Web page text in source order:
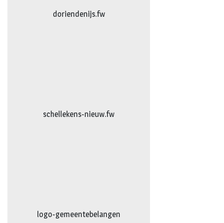
logo-bakkerijvanDoorn
logo-vanhattum-nieuw.fw
AG-Techniek